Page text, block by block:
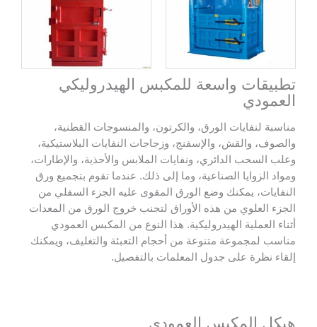
تطبيقات واسعة للمكبس الهيدروليكي
العمودي
مناسبة لنفايات الورق، والكرتون، والمنسوجات القطنية،
والصوف، والقش، والإسفنج، وزجاجات النفايات البلاستيكية،
وعلب السحب الدائري، ونفايات الملابس والأحذية، والإطارات،
ومواد الزوايا الصناعية، وما إلى ذلك. عندما تقوم بتجميع ورق
النفايات، يمكنك وضع الورق المقوى عليه الجزء السفلي من
الجزء العلوي من هذه الأوراق لتجنب خروج الورق من المعدات
أثناء العملية الهيدروليكية. هذا النوع من المكبس العمودي
مناسب لمجموعة متنوعة من أحجام التعبئة والتغليف، ويمكنك
إلقاء نظرة على جدول المعلمات بالتفصيل.
هيكل المكبس العمودي